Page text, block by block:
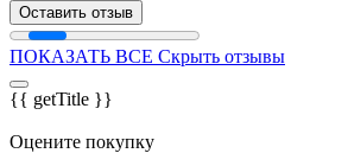
Оставить отзыв
ПОКАЗАТЬ ВСЕ Скрыть отзывы
{{ getTitle }}
Оцените покупку